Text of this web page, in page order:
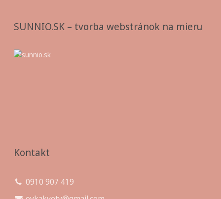
SUNNIO.SK – tvorba webstránok na mieru
Kontakt
0910 907 419